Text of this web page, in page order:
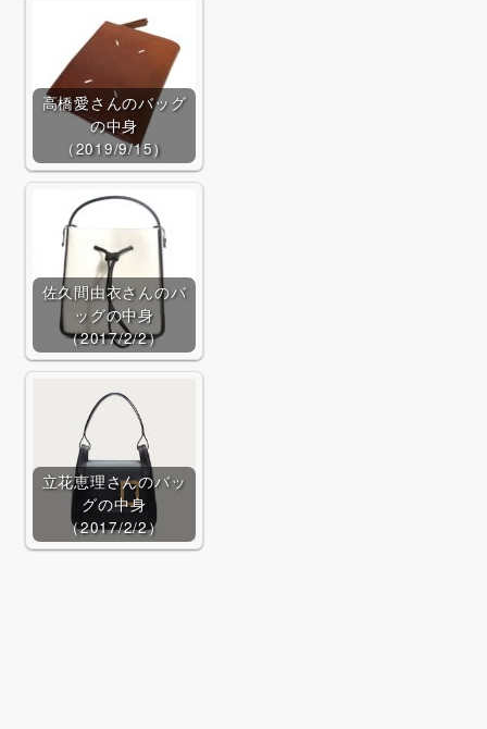
高橋愛さんのバッグ
の中身
（2019/9/15）
佐久間由衣さんのバ
ッグの中身
（2017/2/2）
立花恵理さんのバッ
グの中身
（2017/2/2）